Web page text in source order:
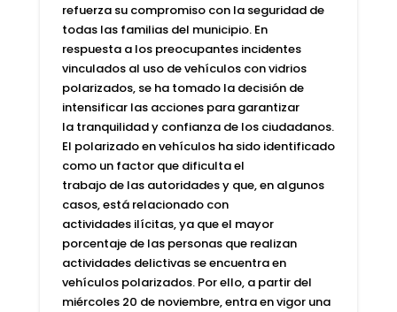
refuerza su compromiso con la seguridad de
todas las familias del municipio. En
respuesta a los preocupantes incidentes
vinculados al uso de vehículos con vidrios
polarizados, se ha tomado la decisión de
intensificar las acciones para garantizar
la tranquilidad y confianza de los ciudadanos.
El polarizado en vehículos ha sido identificado
como un factor que dificulta el
trabajo de las autoridades y que, en algunos
casos, está relacionado con
actividades ilícitas, ya que el mayor
porcentaje de las personas que realizan
actividades delictivas se encuentra en
vehículos polarizados. Por ello, a partir del
miércoles 20 de noviembre, entra en vigor una